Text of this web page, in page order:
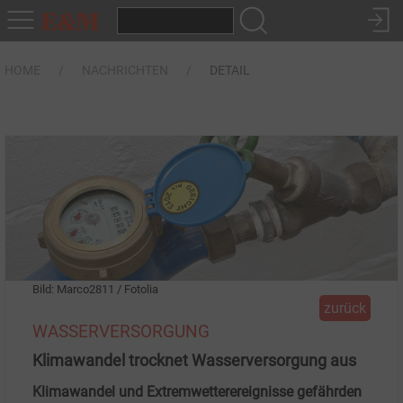
DETAIL
Bild: Marco2811 / Fotolia
zurück
WASSERVERSORGUNG
Klimawandel trocknet Wasserversorgung aus
Klimawandel und Extremwetterereignisse gefährden